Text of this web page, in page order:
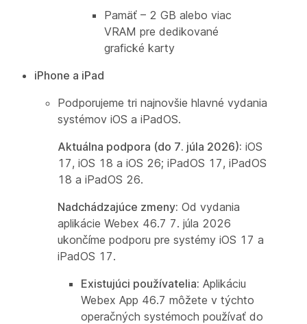
Pamäť – 2 GB alebo viac
VRAM pre dedikované
grafické karty
iPhone a iPad
Podporujeme tri najnovšie hlavné vydania
systémov iOS a iPadOS.
Aktuálna podpora (do 7. júla 2026): iOS
17, iOS 18 a iOS 26; iPadOS 17, iPadOS
18 a iPadOS 26.
Nadchádzajúce zmeny: Od vydania
aplikácie Webex 46.7 7. júla 2026
ukončíme podporu pre systémy iOS 17 a
iPadOS 17.
Existujúci používatelia: Aplikáciu
Webex App 46.7 môžete v týchto
operačných systémoch používať do